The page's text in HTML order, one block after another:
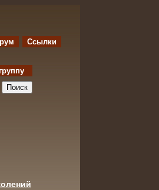
Ссылки